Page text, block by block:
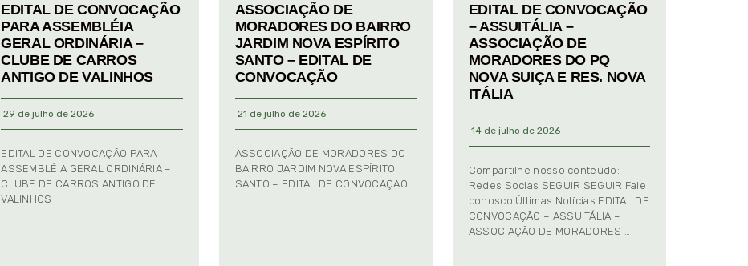
EDITAL DE CONVOCAÇÃO
PARA ASSEMBLÉIA
GERAL ORDINÁRIA –
CLUBE DE CARROS
ANTIGO DE VALINHOS
29 de julho de 2026
EDITAL DE CONVOCAÇÃO PARA
ASSEMBLÉIA GERAL ORDINÁRIA –
CLUBE DE CARROS ANTIGO DE
VALINHOS
ASSOCIAÇÃO DE
MORADORES DO BAIRRO
JARDIM NOVA ESPÍRITO
SANTO – EDITAL DE
CONVOCAÇÃO
21 de julho de 2026
ASSOCIAÇÃO DE MORADORES DO
BAIRRO JARDIM NOVA ESPÍRITO
SANTO – EDITAL DE CONVOCAÇÃO
EDITAL DE CONVOCAÇÃO
– ASSUITÁLIA –
ASSOCIAÇÃO DE
MORADORES DO PQ
NOVA SUIÇA E RES. NOVA
ITÁLIA
14 de julho de 2026
Compartilhe nosso conteúdo:
Redes Socias SEGUIR SEGUIR Fale
conosco Últimas Notícias EDITAL DE
CONVOCAÇÃO – ASSUITÁLIA –
ASSOCIAÇÃO DE MORADORES …